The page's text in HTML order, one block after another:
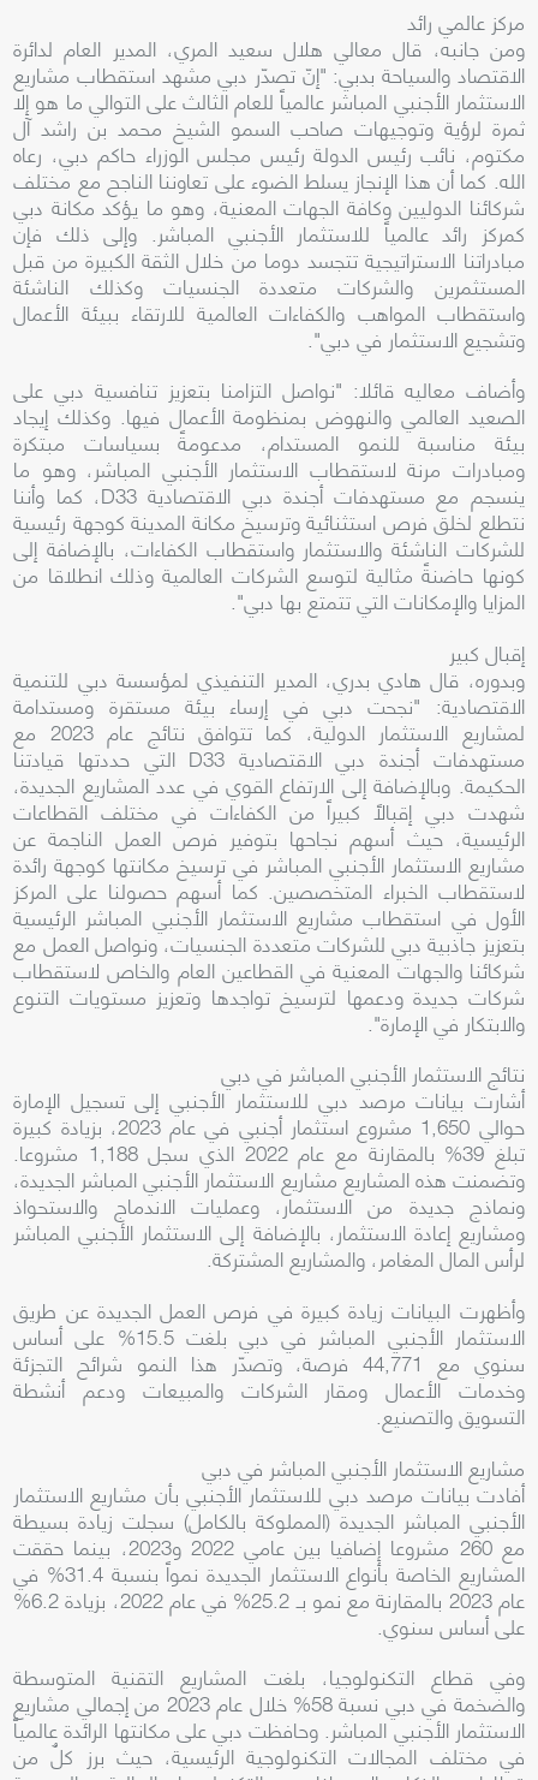
مركز عالمي رائد
ومن جانبه، قال معالي هلال سعيد المري، المدير العام لدائرة
الاقتصاد والسياحة بدبي: "إنّ تصدّر دبي مشهد استقطاب مشاريع
الاستثمار الأجنبي المباشر عالمياً للعام الثالث على التوالي ما هو إلا
ثمرة لرؤية وتوجيهات صاحب السمو الشيخ محمد بن راشد آل
مكتوم، نائب رئيس الدولة رئيس مجلس الوزراء حاكم دبي، رعاه
الله. كما أن هذا الإنجاز يسلط الضوء على تعاوننا الناجح مع مختلف
شركائنا الدوليين وكافة الجهات المعنية، وهو ما يؤكد مكانة دبي
كمركز رائد عالمياً للاستثمار الأجنبي المباشر. وإلى ذلك فإن
مبادراتنا الاستراتيجية تتجسد دوما من خلال الثقة الكبيرة من قبل
المستثمرين والشركات متعددة الجنسيات وكذلك الناشئة
واستقطاب المواهب والكفاءات العالمية للارتقاء ببيئة الأعمال
وتشجيع الاستثمار في دبي".
وأضاف معاليه قائلا: "نواصل التزامنا بتعزيز تنافسية دبي على
الصعيد العالمي والنهوض بمنظومة الأعمال فيها. وكذلك إيجاد
بيئة مناسبة للنمو المستدام، مدعومةً بسياسات مبتكرة
ومبادرات مرنة لاستقطاب الاستثمار الأجنبي المباشر، وهو ما
ينسجم مع مستهدفات أجندة دبي الاقتصادية D33، كما وأننا
نتطلع لخلق فرص استثنائية وترسيخ مكانة المدينة كوجهة رئيسية
للشركات الناشئة والاستثمار واستقطاب الكفاءات، بالإضافة إلى
كونها حاضنةً مثالية لتوسع الشركات العالمية وذلك انطلاقا من
المزايا والإمكانات التي تتمتع بها دبي".
إقبال كبير
وبدوره، قال هادي بدري، المدير التنفيذي لمؤسسة دبي للتنمية
الاقتصادية: "نجحت دبي في إرساء بيئة مستقرة ومستدامة
لمشاريع الاستثمار الدولية، كما تتوافق نتائج عام 2023 مع
مستهدفات أجندة دبي الاقتصادية D33 التي حددتها قيادتنا
الحكيمة. وبالإضافة إلى الارتفاع القوي في عدد المشاريع الجديدة،
شهدت دبي إقبالاً كبيراً من الكفاءات في مختلف القطاعات
الرئيسية، حيث أسهم نجاحها بتوفير فرص العمل الناجمة عن
مشاريع الاستثمار الأجنبي المباشر في ترسيخ مكانتها كوجهة رائدة
لاستقطاب الخبراء المتخصصين. كما أسهم حصولنا على المركز
الأول في استقطاب مشاريع الاستثمار الأجنبي المباشر الرئيسية
بتعزيز جاذبية دبي للشركات متعددة الجنسيات، ونواصل العمل مع
شركائنا والجهات المعنية في القطاعين العام والخاص لاستقطاب
شركات جديدة ودعمها لترسيخ تواجدها وتعزيز مستويات التنوع
والابتكار في الإمارة".
نتائج الاستثمار الأجنبي المباشر في دبي
أشارت بيانات مرصد دبي للاستثمار الأجنبي إلى تسجيل الإمارة
حوالي 1,650 مشروع استثمار أجنبي في عام 2023، بزيادة كبيرة
تبلغ 39% بالمقارنة مع عام 2022 الذي سجل 1,188 مشروعا.
وتضمنت هذه المشاريع مشاريع الاستثمار الأجنبي المباشر الجديدة،
ونماذج جديدة من الاستثمار، وعمليات الاندماج والاستحواذ
ومشاريع إعادة الاستثمار، بالإضافة إلى الاستثمار الأجنبي المباشر
لرأس المال المغامر، والمشاريع المشتركة.
وأظهرت البيانات زيادة كبيرة في فرص العمل الجديدة عن طريق
الاستثمار الأجنبي المباشر في دبي بلغت 15.5% على أساس
سنوي مع 44,771 فرصة، وتصدّر هذا النمو شرائح التجزئة
وخدمات الأعمال ومقار الشركات والمبيعات ودعم أنشطة
التسويق والتصنيع.
مشاريع الاستثمار الأجنبي المباشر في دبي
أفادت بيانات مرصد دبي للاستثمار الأجنبي بأن مشاريع الاستثمار
الأجنبي المباشر الجديدة (المملوكة بالكامل) سجلت زيادة بسيطة
مع 260 مشروعا إضافيا بين عامي 2022 و2023، بينما حققت
المشاريع الخاصة بأنواع الاستثمار الجديدة نمواً بنسبة 31.4% في
عام 2023 بالمقارنة مع نمو بـ 25.2% في عام 2022، بزيادة 6.2%
على أساس سنوي.
وفي قطاع التكنولوجيا، بلغت المشاريع التقنية المتوسطة
والضخمة في دبي نسبة 58% خلال عام 2023 من إجمالي مشاريع
الاستثمار الأجنبي المباشر. وحافظت دبي على مكانتها الرائدة عالمياً
في مختلف المجالات التكنولوجية الرئيسية، حيث برز كلٌ من